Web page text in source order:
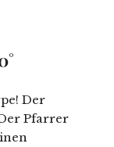
Der
Pfarrer